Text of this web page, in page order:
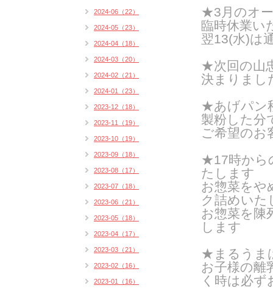
★3月のオ
臨時休業い
翌13(水)は
★次回の山
決まりまし
★あげパン
製粉した分
ご希望のお
★17時から
たします
お惣菜をや
ク詰めいた
お惣菜を陳
します
★まるうま
お子様の離
く時は 必ず
2024-06（22）
2024-05（23）
2024-04（18）
2024-03（20）
2024-02（21）
2024-01（23）
2023-12（18）
2023-11（19）
2023-10（19）
2023-09（18）
2023-08（17）
2023-07（18）
2023-06（21）
2023-05（18）
2023-04（17）
2023-03（21）
2023-02（16）
2023-01（16）